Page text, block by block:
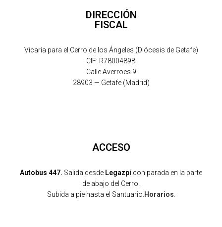
DIRECCIÓN
FISCAL
Vicaría para el Cerro de los Ángeles (Diócesis de Getafe)
CIF: R7800489B
Calle Averroes 9
28903 — Getafe (Madrid)
ACCESO
Autobus 447. Salida desde Legazpi con parada en la parte
de abajo del Cerro.
Subida a pie hasta el Santuario. Horarios